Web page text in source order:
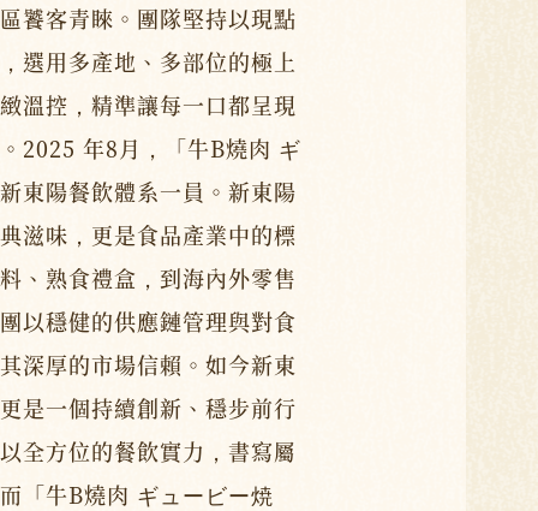
饕客青睞。團隊堅持以現點
選用多產地、多部位的極上
溫控，精準讓每一口都呈現
2025 年8月，「牛B燒肉 ギ
東陽餐飲體系一員。新東陽
滋味，更是食品產業中的標
、熟食禮盒，到海內外零售
以穩健的供應鏈管理與對食
深厚的市場信賴。如今新東
是一個持續創新、穩步前行
全方位的餐飲實力，書寫屬
「牛B燒肉 ギュービー焼